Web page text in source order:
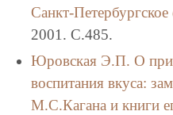
Санкт-
2001. C.485.
Юровская Э.П. О
воспитания вкуса:
М.С.Кагана и книги